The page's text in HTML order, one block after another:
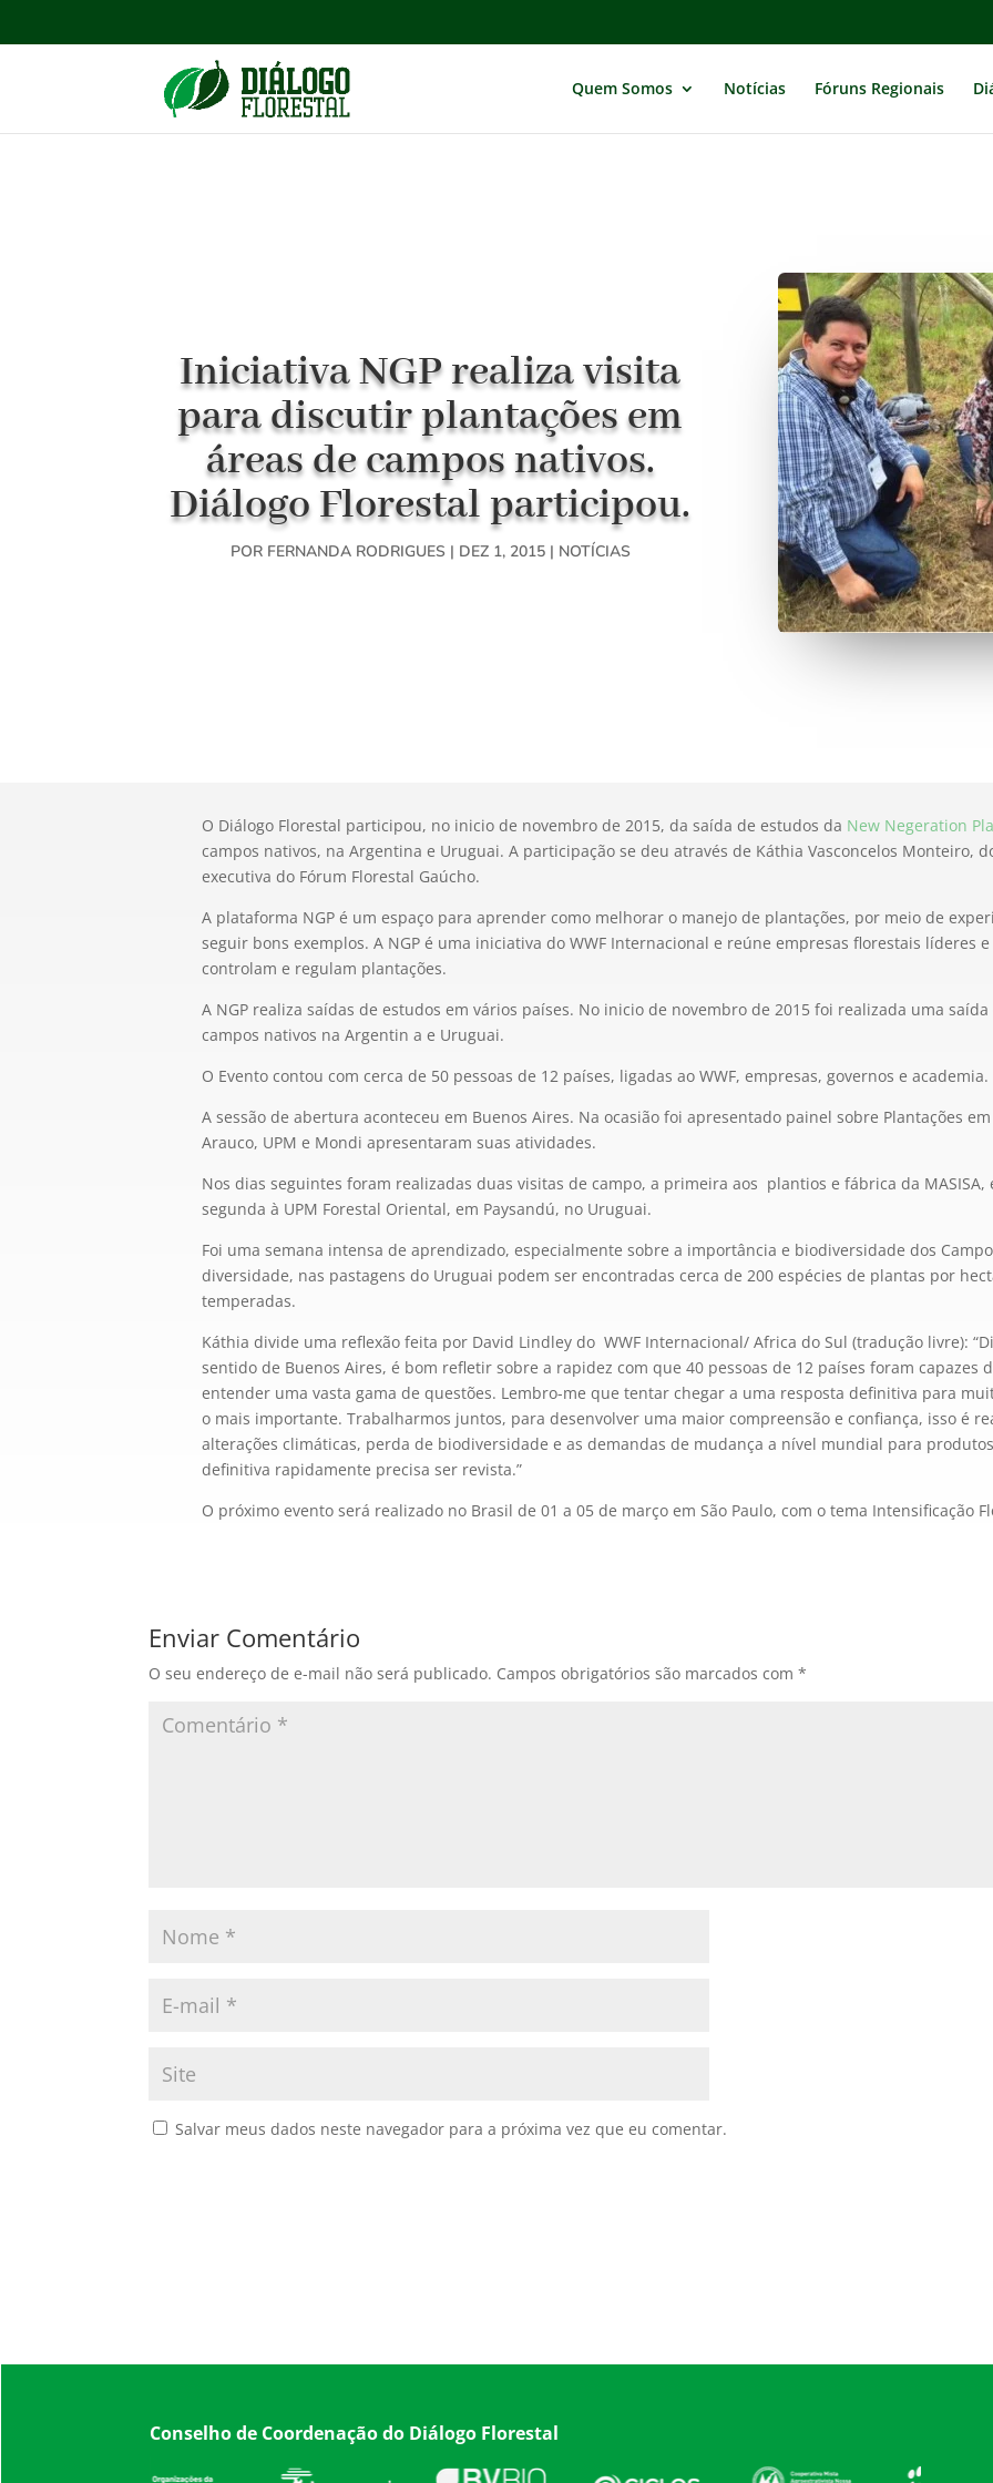
Quem Somos Notícias Fóruns Regionais
Iniciativa NGP realiza visita
para discutir plantações em
áreas de campos nativos.
Diálogo Florestal participou.
POR FERNANDA RODRIGUES| DEZ 1, 2015| NOTÍCIAS
O Diálogo Florestal participou, no inicio de novembro de 2015, da saída de estudos da New Negeration
campos nativos, na Argentina e Uruguai. A participação se deu através de Káthia Vasconcelos Monteiro,
executiva do Fórum Florestal Gaúcho.
A plataforma NGP é um espaço para aprender como melhorar o manejo de plantações, por meio de
seguir bons exemplos. A NGP é uma iniciativa do WWF Internacional e reúne empresas florestais líderes
controlam e regulam plantações.
A NGP realiza saídas de estudos em vários países. No inicio de novembro de 2015 foi realizada uma
campos nativos na Argentin a e Uruguai.
O Evento contou com cerca de 50 pessoas de 12 países, ligadas ao WWF, empresas, governos e academia.
A sessão de abertura aconteceu em Buenos Aires. Na ocasião foi apresentado painel sobre Plantações
Arauco, UPM e Mondi apresentaram suas atividades.
Nos dias seguintes foram realizadas duas visitas de campo, a primeira aos plantios e fábrica da MASISA,
segunda à UPM Forestal Oriental, em Paysandú, no Uruguai.
Foi uma semana intensa de aprendizado, especialmente sobre a importância e biodiversidade dos
diversidade, nas pastagens do Uruguai podem ser encontradas cerca de 200 espécies de plantas por
temperadas.
Káthia divide uma reflexão feita por David Lindley do WWF Internacional/ Africa do Sul (tradução livre):
sentido de Buenos Aires, é bom refletir sobre a rapidez com que 40 pessoas de 12 países foram capazes
entender uma vasta gama de questões. Lembro-me que tentar chegar a uma resposta definitiva para
o mais importante. Trabalharmos juntos, para desenvolver uma maior compreensão e confiança, isso é
alterações climáticas, perda de biodiversidade e as demandas de mudança a nível mundial para
definitiva rapidamente precisa ser revista.”
O próximo evento será realizado no Brasil de 01 a 05 de março em São Paulo, com o tema Intensificação
Enviar Comentário
O seu endereço de e-mail não será publicado. Campos obrigatórios são marcados com*
Salvar meus dados neste navegador para a próxima vez que eu comentar.
Conselho de Coordenação do Diálogo Florestal